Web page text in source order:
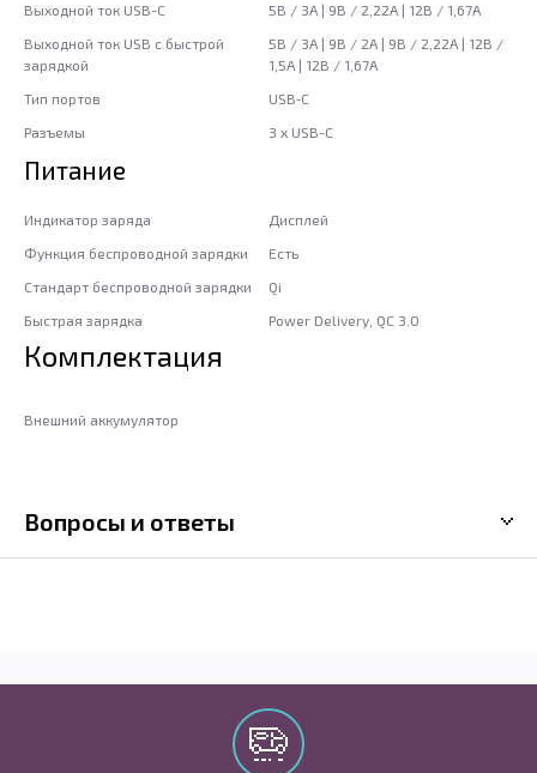
Выходной ток USB-C
5В / 3А | 9В / 2,22А | 12В / 1,67А
Выходной ток USB c быстрой
зарядкой
5В / 3А | 9В / 2А | 9В / 2,22А | 12В /
1,5А | 12В / 1,67А
Тип портов
USB‑C
Разъемы
3 x USB-C
Питание
Индикатор заряда
Дисплей
Функция беспроводной зарядки
Есть
Стандарт беспроводной зарядки
Qi
Быстрая зарядка
Power Delivery, QC 3.0
Комплектация
Внешний аккумулятор
Вопросы и ответы